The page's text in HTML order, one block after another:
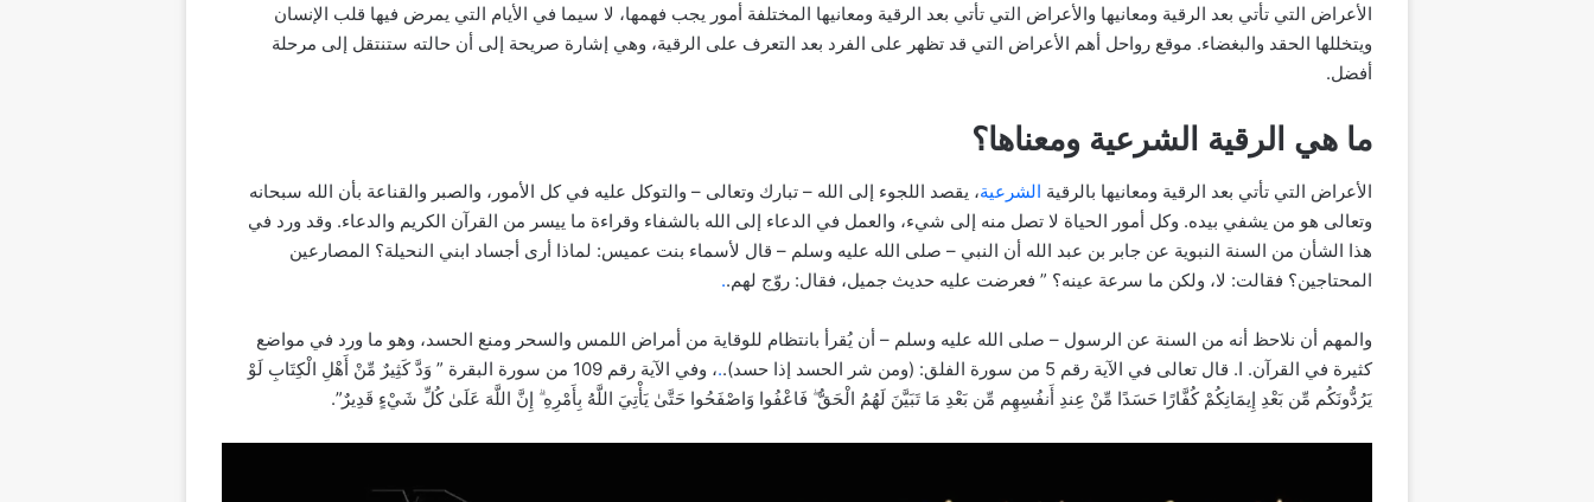
الأعراض التي تأتي بعد الرقية ومعانيها والأعراض التي تأتي بعد الرقية ومعانيها المختلفة أمور يجب فهمها، لا سيما في الأيام التي يمرض فيها قلب الإنسان
ويتخللها الحقد والبغضاء. موقع رواحل أهم الأعراض التي قد تظهر على الفرد بعد التعرف على الرقية، وهي إشارة صريحة إلى أن حالته ستنتقل إلى مرحلة
أفضل.
ما هي الرقية الشرعية ومعناها؟
الأعراض التي تأتي بعد الرقية ومعانيها بالرقية الشرعية، يقصد اللجوء إلى الله – تبارك وتعالى – والتوكل عليه في كل الأمور، والصبر والقناعة بأن الله سبحانه
وتعالى هو من يشفي بيده. وكل أمور الحياة لا تصل منه إلى شيء، والعمل في الدعاء إلى الله بالشفاء وقراءة ما ييسر من القرآن الكريم والدعاء. وقد ورد في
هذا الشأن من السنة النبوية عن جابر بن عبد الله أن النبي – صلى الله عليه وسلم – قال لأسماء بنت عميس: لماذا أرى أجساد ابني النحيلة؟ المصارعين
المحتاجين؟ فقالت: لا، ولكن ما سرعة عينه؟ ” فعرضت عليه حديث جميل، فقال: روّج لهم..
والمهم أن نلاحظ أنه من السنة عن الرسول – صلى الله عليه وسلم – أن يُقرأ بانتظام للوقاية من أمراض اللمس والسحر ومنع الحسد، وهو ما ورد في مواضع
كثيرة في القرآن. ا. قال تعالى في الآية رقم 5 من سورة الفلق: (ومن شر الحسد إذا حسد).
.
، وفي الآية رقم 109 من سورة البقرة ” وَدَّ كَثِيرٌ مِّنْ أَهْلِ الْكِتَابِ لَوْ
يَرُدُّونَكُم مِّن بَعْدِ إِيمَانِكُمْ كُفَّارًا حَسَدًا مِّنْ عِندِ أَنفُسِهِم مِّن بَعْدِ مَا تَبَيَّنَ لَهُمُ الْحَقُّ ۖ فَاعْفُوا وَاصْفَحُوا حَتَّىٰ يَأْتِيَ اللَّهُ بِأَمْرِهِ ۗ إِنَّ اللَّهَ عَلَىٰ كُلِّ شَيْءٍ قَدِيرٌ”.